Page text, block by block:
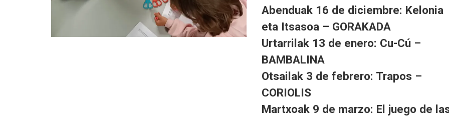
Abenduak 16 de diciembre: Kelonia
eta Itsasoa – GORAKADA
Urtarrilak 13 de enero: Cu-Cú –
BAMBALINA
Otsailak 3 de febrero: Trapos –
CORIOLIS
Martxoak 9 de marzo: El juego de